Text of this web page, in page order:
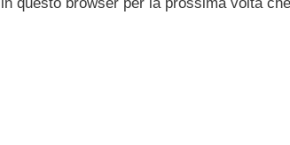
questo browser per la prossima volta